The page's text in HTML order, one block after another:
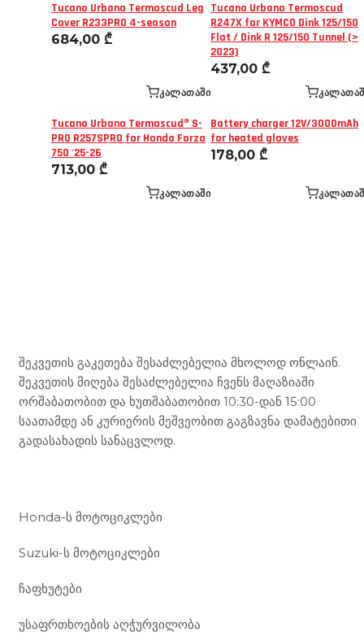
Tucano Urbano Termoscud Leg
Cover R233PRO 4-season
684,00 ₾
ᲙᲐᲚᲐᲗᲐᲨᲘ
Tucano Urbano Termoscud
R247X for KYMCO Dink 125/150
Flat / Dink R 125/150 Tunnel (>
2023)
437,00 ₾
Tucano Urbano Termoscud® S-
PRO R257SPRO for Honda Forza
750 '25-26
713,00 ₾
ᲙᲐᲚᲐᲗᲐᲨᲘ
Battery charger 12V/3000mAh
for heated gloves
178,00 ₾
შეკვეთის გაკეთება შესაძლებელია მხოლოდ ონლაინ.
შეკვეთის მიღება შესაძლებელია ჩვენს მაღაზიაში
ორშაბათობით და ხუთშაბათობით 10:30-დან 15:00
საათამდე ან კურიერის მეშვეობით გაგზავნა დამატებითი
გადასახადის სანაცვლოდ.
Honda-ს მოტოციკლები
Suzuki-ს მოტოციკლები
ჩაფხუტები
უსაფრთხოების აღჭურვილობა